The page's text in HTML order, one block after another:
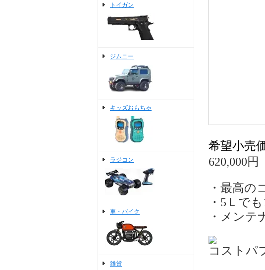
トイガン
ジムニー
キッズおもちゃ
ラジコン
車・バイク
雑貨
希望小売
620,000円
・最高の
・5Ｌで
・メンテ
コストパ